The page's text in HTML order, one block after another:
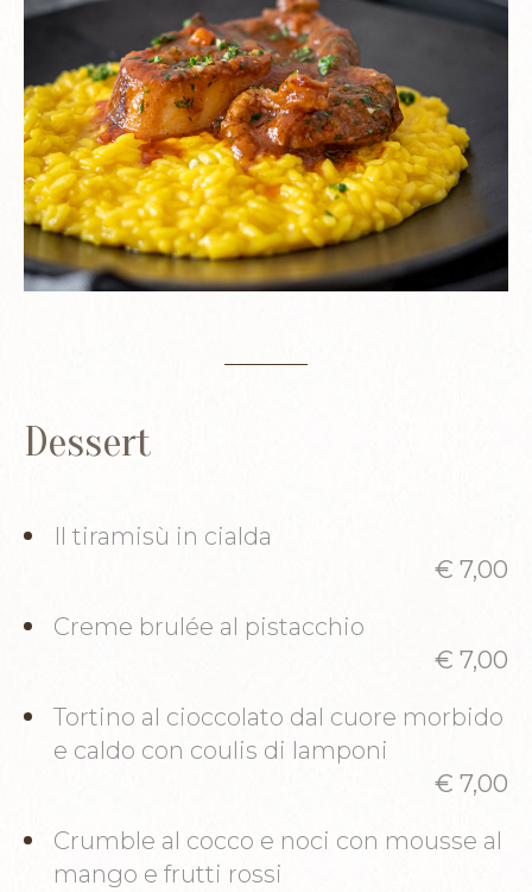
Dessert
Il tiramisù in cialda
€ 7,00
Creme brulée al pistacchio
€ 7,00
Tortino al cioccolato dal cuore morbido
e caldo con coulis di lamponi
€ 7,00
Crumble al cocco e noci con mousse al
mango e frutti rossi